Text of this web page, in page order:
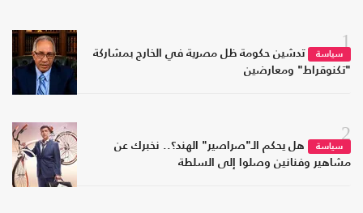
1
سياسة
تدشين حكومة ظل مصرية في الخارج بمشاركة
"تكنوقراط" ومعارضين
2
سياسة
هل يحكم الـ"صراصير" الهند؟.. نخبرك عن
مشاهير وفنانين وصلوا إلى السلطة